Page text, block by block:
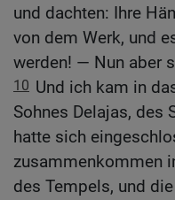
und dachten: Ihre
von dem Werk, und
werden! — Nun aber
10 Und ich kam in
Sohnes Delajas, des
hatte sich
zusammenkommen
des Tempels, und